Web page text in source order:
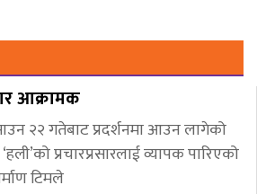
आक्रामक
२२ गतेबाट प्रदर्शनमा आउन लागेको
प्रचारप्रसारलाई व्यापक पारिएको
टिमले